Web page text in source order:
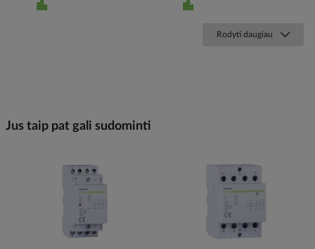
Rodyti daugiau
Jus taip pat gali sudominti